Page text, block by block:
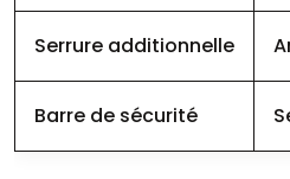
Serrure additionnelle
Barre de sécurité